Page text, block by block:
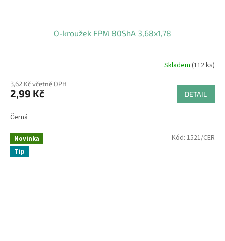
O-kroužek FPM 80ShA 3,68x1,78
Skladem (112 ks)
3,62 Kč včetně DPH
2,99 Kč DETAIL
Černá
Novinka
Tip
Kód: 1521/CER